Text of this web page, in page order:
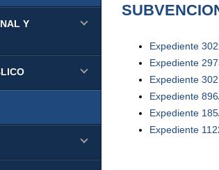
Y
Expediente
Expediente
Expediente
Expediente
Expediente
Expediente